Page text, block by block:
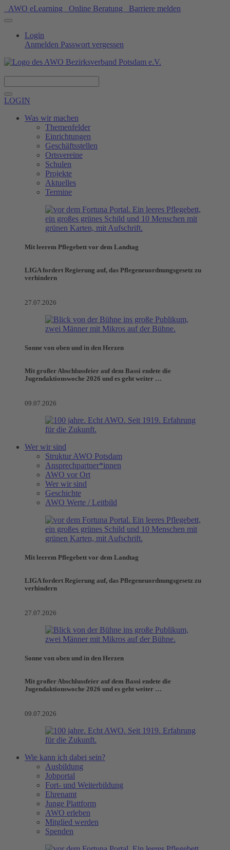
AWO eLearning Online Beratung Barriere melden
Login
Anmelden Passwort vergessen
LOGIN
Was wir machen
Themenfelder
Einrichtungen
Geschäftsstellen
Ortsvereine
Schulen
Projekte
Aktuelles
Termine
Mit leerem Pflegebett vor dem Landtag
LIGA fordert Regierung auf, das Pflegeneuordnungsgesetz zu
verhindern
27.07.2026
Sonne von oben und in den Herzen
Mit großer Abschlussfeier auf dem Bassi endete die
Jugendaktionswoche 2026 und es geht weiter …
09.07.2026
Wer wir sind
Struktur AWO Potsdam
Ansprechpartner*innen
AWO vor Ort
Wer wir sind
Geschichte
AWO Werte / Leitbild
Mit leerem Pflegebett vor dem Landtag
LIGA fordert Regierung auf, das Pflegeneuordnungsgesetz zu
verhindern
27.07.2026
Sonne von oben und in den Herzen
Mit großer Abschlussfeier auf dem Bassi endete die
Jugendaktionswoche 2026 und es geht weiter …
09.07.2026
Wie kann ich dabei sein?
Ausbildung
Jobportal
Fort- und Weiterbildung
Ehrenamt
Junge Plattform
AWO erleben
Mitglied werden
Spenden